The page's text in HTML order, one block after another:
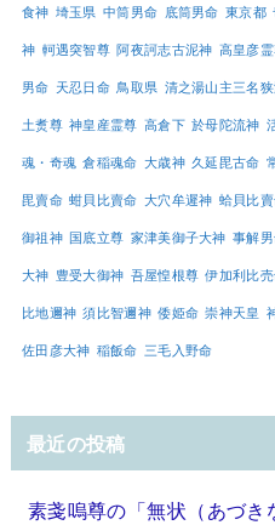
食神 埼玉県 中筒男命 底筒男命 東京都
神 軻遇突智尊 阿夜訶志古泥神 高皇彦
男命 天忍日命 鳥取県 清之湯山主三名
土煑尊 神皇産霊尊 高倉下 於母陀流神
魂・奇魂 倉稲魂命 大歳神 久延毘古命
毘賣命 蚶貝比賣命 大穴牟遲神 蛤貝比
御祖神 国底立尊 家津美御子大神 事解
大神 豊受大御神 吾屋惶根尊 伊加利比
比地邇神 須比智邇神 倭姫命 崇神天皇
佐田彦大神 稲飯命 三毛入野命
最近の投稿
素戔嗚尊の「無状（あづ